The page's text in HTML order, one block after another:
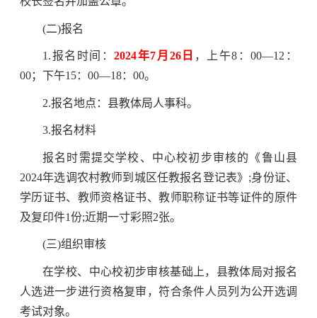
(二)报名
1.报名时间：2024年7月26日 ，上午8：00—12：
00；下午15：00—18：00。
2.报名地点：县教体局人事科。
3.报名材料
报名时需提交学校、中心校初步审核的《鲁山县
2024年选调农村教师到城区任教报名登记表》;身份证、
学历证书、教师资格证书、教师职称证书等证件的原件
及复印件1份;近期一寸彩照2张。
(三)组织审核
在学校、中心校初步审核基础上，县教体局对报名
人选进一步进行资格复审，符合条件人员列为公开选调
考试对象。